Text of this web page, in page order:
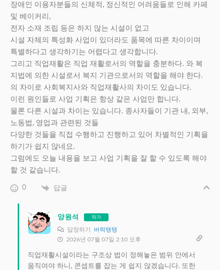
장애인 이용자분들의 신체적, 정신적인 어려움들로 인해 카페
및 베이커리,
전자 소재 조립 등은 하지 않는 시설이 없고
시설 자체의 특성화 사업이 있더라도 품목에 따른 차이이며
특별하다고 생각하기는 어렵다고 생각합니다.
그리고 직업재활은 직업 재활로서의 역할을 충분하다. 와 복
지법에 의한 시설로서 복지 기관으로서의 역할을 해야 한다.
의 차이로 사회복지사와 직업재활사의 차이도 있습니다.
이런 원인들로 사업 기획은 항상 같은 사업만 합니다.
물론 다른 시설과 차이는 있습니다. 종사자들이 기관 내, 외부,
노동법, 영업과 관련된 것들
다양한 것들을 직접 수행하고 진행하고 있어 차별적인 기획을
하기가 쉽지 않네요.
그럼에도 오늘 내용을 보고 사업 기획을 잘 할 수 있도록 해야
할 것 같습니다.
0 답글
양원석 작가
답장하기 버럭탱탱
2026년 07월 07일 2:10 오후
직업재활시설이라는 구조상 법이 정해놓은 범위 안에서
움직여야 하니, 콘셉트를 잡는 게 쉽지 않겠습니다. 또한